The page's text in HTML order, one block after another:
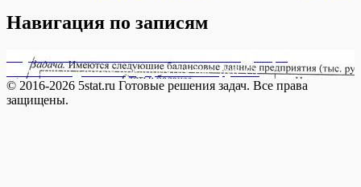
Навигация по записям
Опубликовано в
балансовые данные предприятия тыс. руб. Ст
© 2016-2026 5stat.ru Готовые решения задач. Все права
защищены.